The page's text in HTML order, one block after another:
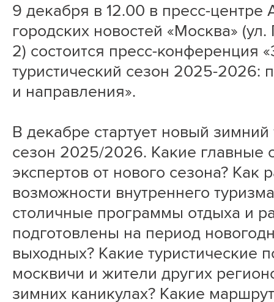
9 декабря в 12.00 в пресс-центре
городских новостей «Москва»
2) состоится пресс-конференция
туристический сезон 2025-2026:
и направления».
В декабре стартует новый зимний
сезон 2025/2026. Какие главные
экспертов от нового сезона? Как
возможности внутреннего
столичные программы отдыха и
подготовлены на период
выходных? Какие туристические
москвичи и жители других
зимних каникулах? Какие